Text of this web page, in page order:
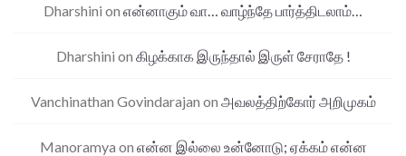
Dharshini on என்னாகும் வா… வாழ்ந்தே பார்த்திடலாம்…
Dharshini on கிழக்காக இருந்தால் இருள் சேராதே !
Vanchinathan Govindarajan on அவலத்திற்கோர் அறிமுகம்
Manoramya on என்ன இல்லை உன்னோடு; ஏக்கம் என்ன